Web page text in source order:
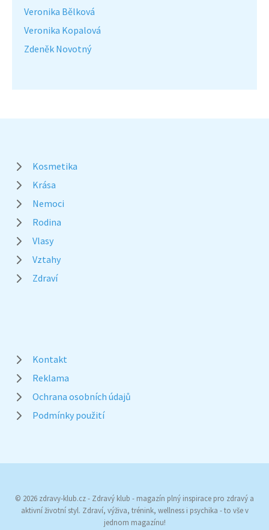
Veronika Bělková
Veronika Kopalová
Zdeněk Novotný
Kosmetika
Krása
Nemoci
Rodina
Vlasy
Vztahy
Zdraví
Kontakt
Reklama
Ochrana osobních údajů
Podmínky použití
© 2026 zdravy-klub.cz - Zdravý klub - magazín plný inspirace pro zdravý a
aktivní životní styl. Zdraví, výživa, trénink, wellness i psychika - to vše v
jednom magazínu!